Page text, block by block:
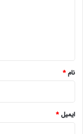
نام*
ایمیل*